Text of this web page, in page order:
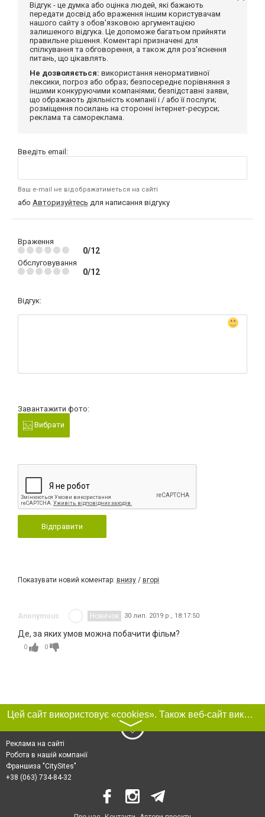
Відгук - це думка або оцінка людей, які бажають
передати досвід або враження іншим користувачам
нашого сайту з обов'язковою аргументацією
залишеного відгука. Це допоможе багатьом прийняти
правильне рішення. Коментарі призначені для
спілкування та обговорення, а також для роз'яснення
питань, що цікавлять.
Не дозволяється: використання ненормативної
лексики, погроз або образ; безпосереднє порівняння з
іншими конкуруючими компаніями; безпідставні заяви,
що ображають діяльність компанії і / або її послуги;
розміщення посилань на сторонні інтернет-ресурси;
реклама та самореклама.
Введіть email:
Ваш e-mail не відображатиметься на сайті
або Авторизуйтесь для написання відгуку
Враження
0/12
Обслуговування
0/12
Відгук:
Завантажити фото:
Вибрати
Відправити
Показувати новий коментар: внизу / вгорі
Anonymous Новичок 30 лип. 2019 р., 18:17:50
Де, за яких умов можна побачити фільм?
0 0
Цей сайт використовує «cookies». Також веб-сайт використовує інтернет-сервіс для збору технічних даних стосовно відвідувачів з метою отримання маркетингової та статистичної інформації. Умови обробки даних відвідувачів сайту див.
〉
Реклама на сайті
Робота в нашій компанії
Франшиза "CitySites"
+38 (063) 734-84-32